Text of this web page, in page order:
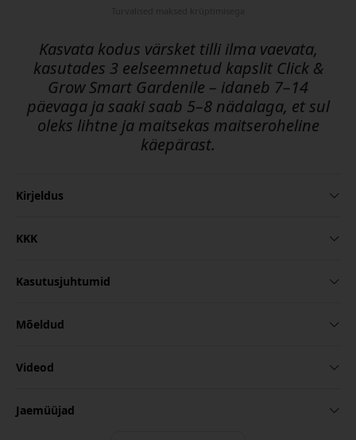
Kasvata kodus värsket tilli ilma vaevata,
kasutades 3 eelseemnetud kapslit Click &
Grow Smart Gardenile – idaneb 7–14
päevaga ja saaki saab 5–8 nädalaga, et sul
oleks lihtne ja maitsekas maitseroheline
käepärast.
Kirjeldus
KKK
Kasutusjuhtumid
Mõeldud
Videod
Jaemüüjad